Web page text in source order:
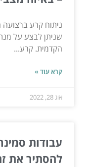
ניתוח קרע ברצועה
שניתן לבצע על
הקדמית. קרע...
קרא עוד »
אוג 28, 2022
עבודות
להסתיר את